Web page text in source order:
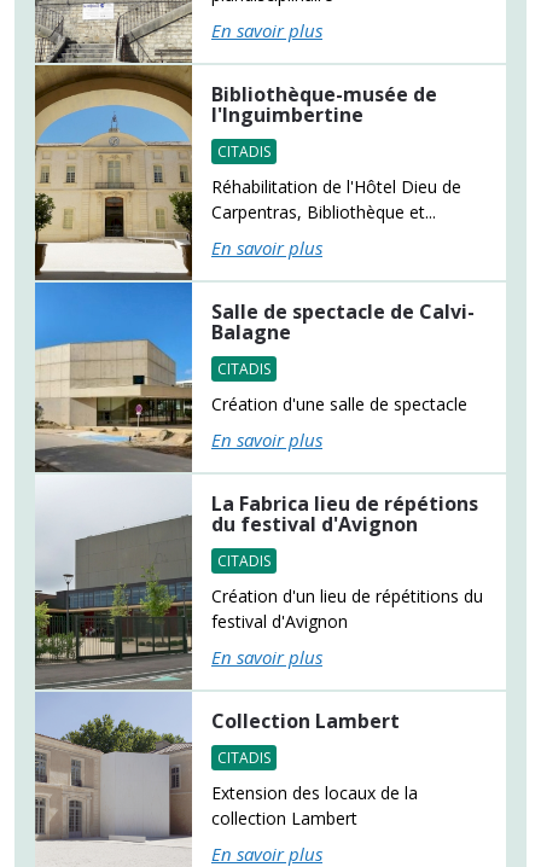
En savoir plus
Bibliothèque-musée de
l'Inguimbertine
CITADIS
Réhabilitation de l'Hôtel Dieu de
Carpentras, Bibliothèque et...
En savoir plus
Salle de spectacle de Calvi-
Balagne
CITADIS
Création d'une salle de spectacle
En savoir plus
La Fabrica lieu de répétions
du festival d'Avignon
CITADIS
Création d'un lieu de répétitions du
festival d'Avignon
En savoir plus
Collection Lambert
CITADIS
Extension des locaux de la
collection Lambert
En savoir plus